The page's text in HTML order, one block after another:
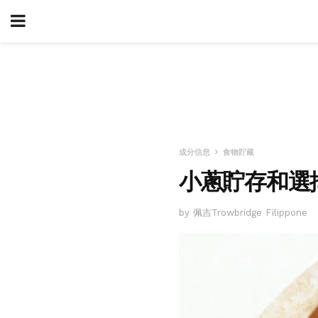
成分信息 食物貯藏
小蔥貯存和選
by 佩吉Trowbridge Filippone